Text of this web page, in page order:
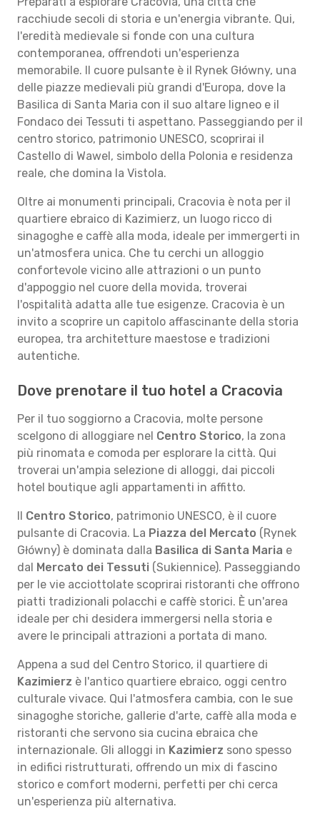
racchiude secoli di storia e un'energia vibrante. Qui,
l'eredità medievale si fonde con una cultura
contemporanea, offrendoti un'esperienza
memorabile. Il cuore pulsante è il Rynek Główny, una
delle piazze medievali più grandi d'Europa, dove la
Basilica di Santa Maria con il suo altare ligneo e il
Fondaco dei Tessuti ti aspettano. Passeggiando per il
centro storico, patrimonio UNESCO, scoprirai il
Castello di Wawel, simbolo della Polonia e residenza
reale, che domina la Vistola.
Oltre ai monumenti principali, Cracovia è nota per il
quartiere ebraico di Kazimierz, un luogo ricco di
sinagoghe e caffè alla moda, ideale per immergerti in
un'atmosfera unica. Che tu cerchi un alloggio
confortevole vicino alle attrazioni o un punto
d'appoggio nel cuore della movida, troverai
l'ospitalità adatta alle tue esigenze. Cracovia è un
invito a scoprire un capitolo affascinante della storia
europea, tra architetture maestose e tradizioni
autentiche.
Dove prenotare il tuo hotel a Cracovia
Per il tuo soggiorno a Cracovia, molte persone
scelgono di alloggiare nel Centro Storico, la zona
più rinomata e comoda per esplorare la città. Qui
troverai un'ampia selezione di alloggi, dai piccoli
hotel boutique agli appartamenti in affitto.
Il Centro Storico, patrimonio UNESCO, è il cuore
pulsante di Cracovia. La Piazza del Mercato (Rynek
Główny) è dominata dalla Basilica di Santa Maria e
dal Mercato dei Tessuti (Sukiennice). Passeggiando
per le vie acciottolate scoprirai ristoranti che offrono
piatti tradizionali polacchi e caffè storici. È un'area
ideale per chi desidera immergersi nella storia e
avere le principali attrazioni a portata di mano.
Appena a sud del Centro Storico, il quartiere di
Kazimierz è l'antico quartiere ebraico, oggi centro
culturale vivace. Qui l'atmosfera cambia, con le sue
sinagoghe storiche, gallerie d'arte, caffè alla moda e
ristoranti che servono sia cucina ebraica che
internazionale. Gli alloggi in Kazimierz sono spesso
in edifici ristrutturati, offrendo un mix di fascino
storico e comfort moderni, perfetti per chi cerca
un'esperienza più alternativa.